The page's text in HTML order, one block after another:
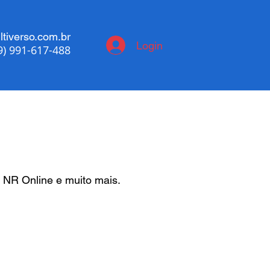
991-617-488 Login
Online e muito mais.